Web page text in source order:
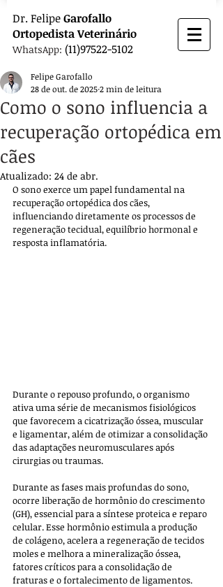
Dr. FelipeGarofallo
OrtopedistaVeterinário
WhatsApp: (11)97522-5102
Como o sono influencia a
recuperação ortopédica em
cães
Felipe Garofallo
28 de out. de 20252 min de leitura
Atualizado: 24 de abr.
O sono exerce um papel fundamental na
recuperação ortopédica dos cães,
influenciando diretamente os processos de
regeneração tecidual, equilíbrio hormonal e
resposta inflamatória.
Durante o repouso profundo, o organismo
ativa uma série de mecanismos fisiológicos
que favorecem a cicatrização óssea, muscular
e ligamentar, além de otimizar a consolidação
das adaptações neuromusculares após
cirurgias ou traumas.
Durante as fases mais profundas do sono,
ocorre liberação de hormônio do crescimento
(GH), essencial para a síntese proteica e reparo
celular. Esse hormônio estimula a produção
de colágeno, acelera a regeneração de tecidos
moles e melhora a mineralização óssea,
fatores críticos para a consolidação de
fraturas e o fortalecimento de ligamentos.